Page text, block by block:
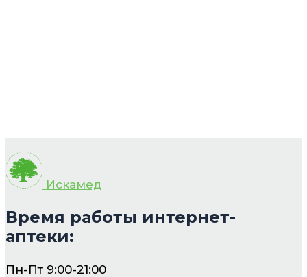
Искамед
Время работы интернет-
аптеки:
Пн-Пт 9:00-21:00